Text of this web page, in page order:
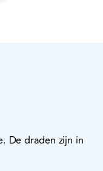
De draden zijn in